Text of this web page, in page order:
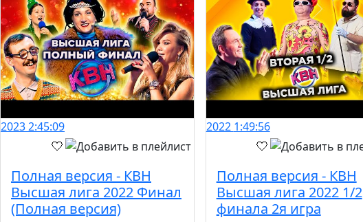
20232:45:09
Полная версия - КВН
Высшая лига 2022 Финал
(Полная версия)
2022 1:49:56
Полная версия - КВН
Высшая лига 2022 1/2
финала 2я игра